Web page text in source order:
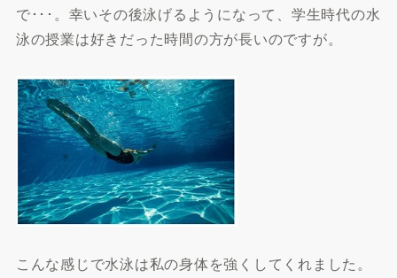
で･･･。幸いその後泳げるようになって、学生時代の水
泳の授業は好きだった時間の方が長いのですが。
こんな感じで水泳は私の身体を強くしてくれました。